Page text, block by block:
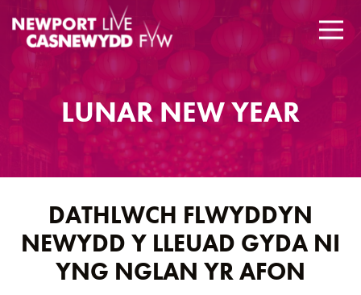
LUNAR NEW YEAR
DATHLWCH FLWYDDYN
NEWYDD Y LLEUAD GYDA NI
YNG NGLAN YR AFON